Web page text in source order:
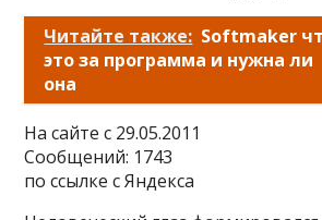
Читайте также: Softmaker
это за программа и нужна ли
она
На сайте c 29.05.2011
Сообщений: 1743
по ссылке с Яндекса